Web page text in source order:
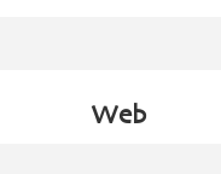
Web